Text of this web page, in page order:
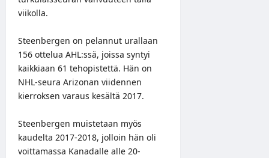
viikolla.
Steenbergen on pelannut urallaan
156 ottelua AHL:ssä, joissa syntyi
kaikkiaan 61 tehopistettä. Hän on
NHL-seura Arizonan viidennen
kierroksen varaus kesältä 2017.
Steenbergen muistetaan myös
kaudelta 2017-2018, jolloin hän oli
voittamassa Kanadalle alle 20-